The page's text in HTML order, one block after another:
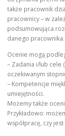
także pracownik
pracownicy – w
podsumowująca
danego pracownika.
Ocenie mogą
– Zadania i/lub cele
oczekiwanym
– Kompetencje
umiejętności.
Możemy także
Przykładowo:
współpracę, czy